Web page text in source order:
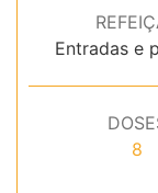
Entradas e
8